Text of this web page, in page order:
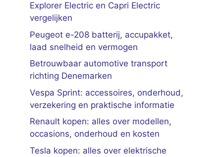
Explorer Electric en Capri Electric
vergelijken
Peugeot e-208 batterij, accupakket,
laad snelheid en vermogen
Betrouwbaar automotive transport
richting Denemarken
Vespa Sprint: accessoires, onderhoud,
verzekering en praktische informatie
Renault kopen: alles over modellen,
occasions, onderhoud en kosten
Tesla kopen: alles over elektrische